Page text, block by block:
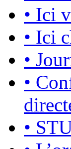
• Ici
• Ici
•
•
•